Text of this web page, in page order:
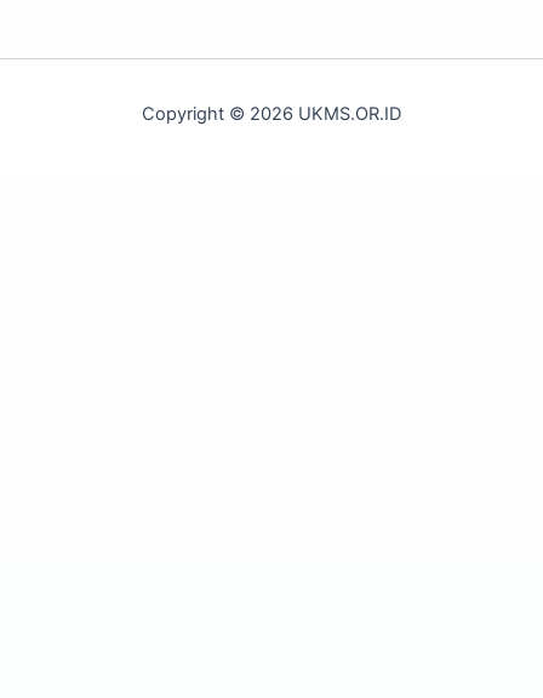
Copyright © 2026 UKMS.OR.ID